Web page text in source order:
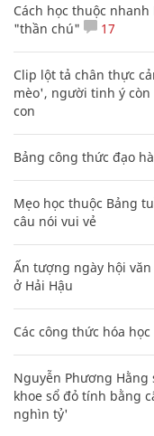
Cách học thuộc
"thần chú"
17
Clip lột tả chân thực
mèo', người tinh ý
con
Bảng công thức đạo
Mẹo học thuộc Bảng
câu nói vui vẻ
Ấn tượng ngày hội
ở Hải Hậu
Các công thức hóa
Nguyễn Phương
khoe sổ đỏ tính bằng
nghìn tỷ'